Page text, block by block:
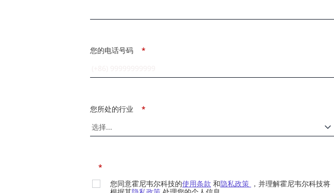
*
您的电话号码
*
您所处的行业
*
您同意霍尼韦尔科技的使用条款 和隐私政策 ，并理解霍尼韦尔科技将